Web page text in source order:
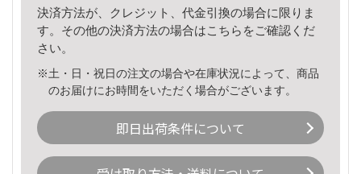
決済方法が、クレジット、代金引換の場合に限りま
す。その他の決済方法の場合はこちら をご確認くだ
さい。
※土・日・祝日の注文の場合や在庫状況によって、商品
のお届けにお時間をいただく場合がございます。
即日出荷条件について